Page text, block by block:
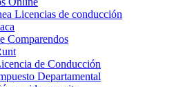
Licencias de conducción
Comparendos
de Conducción
Departamental